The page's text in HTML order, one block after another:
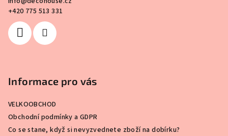
+420 775 513 331
Informace pro vás
VELKOOBCHOD
Obchodní podmínky a GDPR
Co se stane, když si nevyzvednete zboží na dobírku?